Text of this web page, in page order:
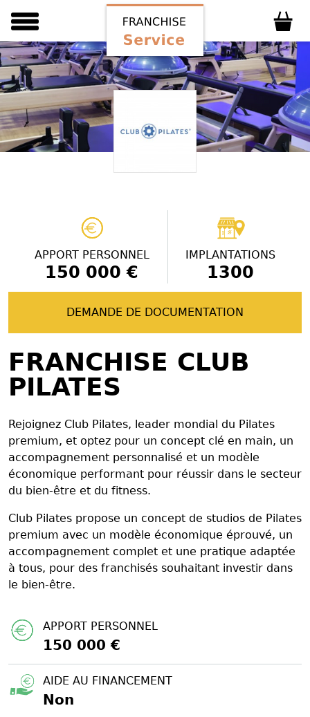
APPORT PERSONNEL
150 000 €
IMPLANTATIONS
1300
DEMANDE DE DOCUMENTATION
FRANCHISE CLUB
PILATES
Rejoignez Club Pilates, leader mondial du Pilates
premium, et optez pour un concept clé en main, un
accompagnement personnalisé et un modèle
économique performant pour réussir dans le secteur
du bien-être et du fitness.
Club Pilates propose un concept de studios de Pilates
premium avec un modèle économique éprouvé, un
accompagnement complet et une pratique adaptée
à tous, pour des franchisés souhaitant investir dans
le bien-être.
APPORT PERSONNEL
150 000 €
AIDE AU FINANCEMENT
Non